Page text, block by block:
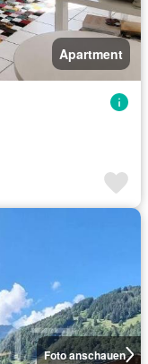
Apartment
Foto anschauen